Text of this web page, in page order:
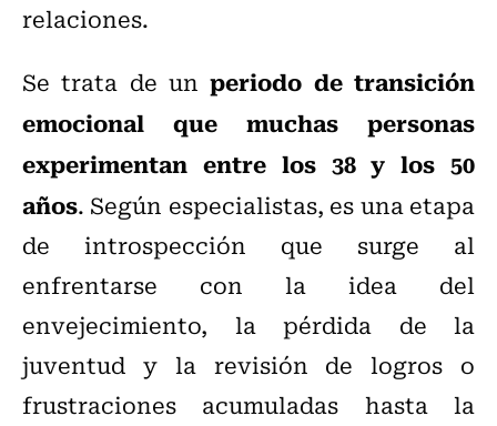
relaciones.
Se trata de unperiodo de transición
emocional que muchas personas
experimentan entre los 38 y los 50
años. Según especialistas, es una etapa
de introspección que surge al
enfrentarse con la idea del
envejecimiento, la pérdida de la
juventud y la revisión de logros o
frustraciones acumuladas hasta la